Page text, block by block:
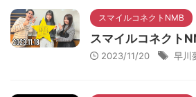
スマイルコネクトNMB
スマイルコネク
2023/11/20 早川